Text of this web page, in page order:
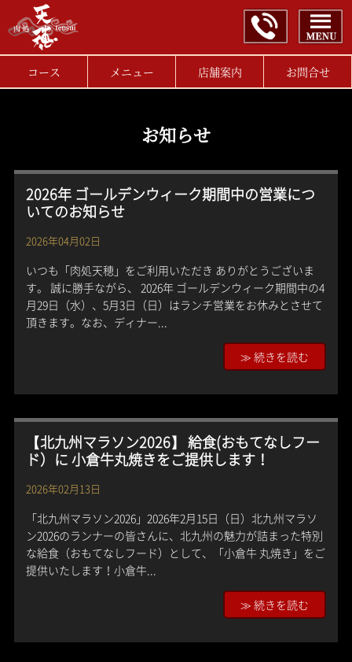
コース メニュー 店舗案内 お問合せ
お知らせ
2026年 ゴールデンウィーク期間中の営業につ
いてのお知らせ
2026年04月02日
いつも「肉処天穂」をご利用いただき ありがとうございま
す。 誠に勝手ながら、 2026年 ゴールデンウィーク期間中の4
月29日（水）、5月3日（日）はランチ営業をお休みとさせて
頂きます。なお、ディナー...
≫ 続きを読む
【北九州マラソン2026】 給食(おもてなしフー
ド）に 小倉牛丸焼きをご提供します！
2026年02月13日
「北九州マラソン2026」2026年2月15日（日）北九州マラソ
ン2026のランナーの皆さんに、北九州の魅力が詰まった特別
な給食（おもてなしフード）として、「小倉牛 丸焼き」をご
提供いたします！小倉牛...
≫ 続きを読む